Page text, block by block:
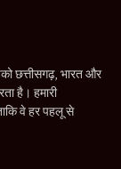
छत्तीसगढ़, भारत और
है। हमारी
वे हर पहलू से